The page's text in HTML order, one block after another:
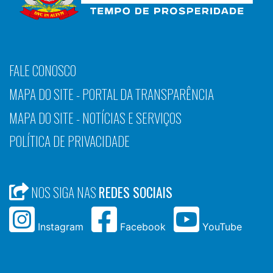
FALE CONOSCO
MAPA DO SITE - PORTAL DA TRANSPARÊNCIA
MAPA DO SITE - NOTÍCIAS E SERVIÇOS
POLÍTICA DE PRIVACIDADE
NOS SIGA NASREDES SOCIAIS
Instagram Facebook YouTube